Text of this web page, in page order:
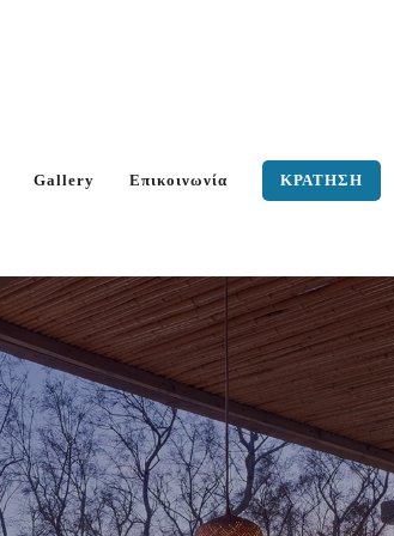
Gallery Επικοινωνία ΚΡΑΤΗΣΗ